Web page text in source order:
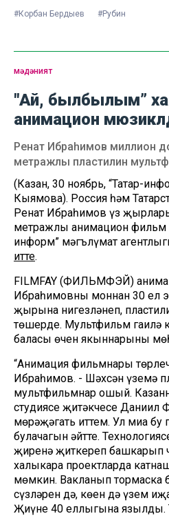
#Корбан Бердыев #Рубин
мәдәният
"Ай, былбылым”
анимацион
Ренат Ибраһимов миллион
метражлы пластилин
(Казан, 30 ноябрь, “Татар-
Кыямова). Россия һәм
Ренат Ибраһимов үз
метражлы анимацион фильм
информ” мәгълүмат
итте.
FILMFAY (ФИЛЬМФЭЙ)
Ибраһимовның моннан 30 ел
җырына нигезләнеп,
төшерде. Мультфильм гаилә
баласы өчен якыннарының
“Анимация фильмнары
Ибраһимов. - Шәхсән үземә
мультфильмнар ошый.
студиясе җитәкчесе Даниил
мөрәҗәгать иттем. Ул миңа
булачагын әйтте.
җиренә җиткереп башкарып
халыкара проектларда
мөмкин. Вакланып тормаска
сүзләрен дә, көен дә үзем
Җиңүнең 40 еллыгына